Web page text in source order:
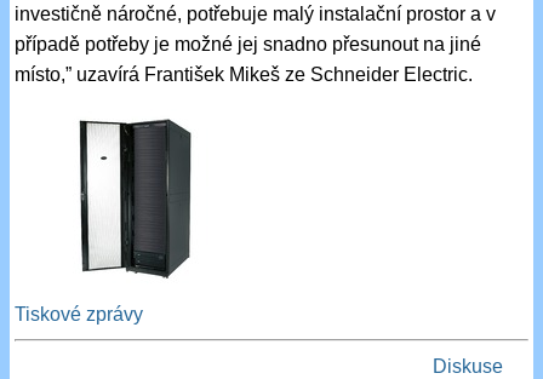
investičně náročné, potřebuje malý instalační prostor a v
případě potřeby je možné jej snadno přesunout na jiné
místo,” uzavírá František Mikeš ze Schneider Electric.
Tiskové zprávy
Diskuse